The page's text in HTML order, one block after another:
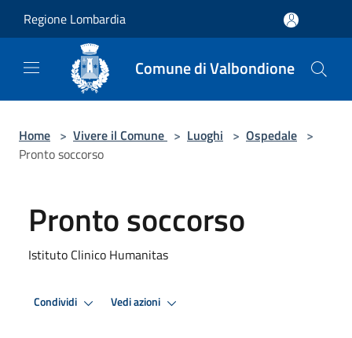
Regione Lombardia
Comune di Valbondione
Home > Vivere il Comune > Luoghi > Ospedale >
Pronto soccorso
Pronto soccorso
Istituto Clinico Humanitas
Condividi Vedi azioni